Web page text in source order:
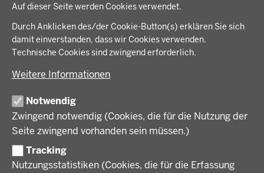
Auf dieser Seite werden Cookies verwendet.
Durch Anklicken des/der Cookie-Button(s) erklären Sie sich
damit einverstanden, dass wir Cookies verwenden.
Technische Cookies sind zwingend erforderlich.
Weitere Informationen
Notwendig
Zwingend notwendig (Cookies, die für die Nutzung der
Seite zwingend vorhanden sein müssen.)
Tracking
Nutzungsstatistiken (Cookies, die für die Erfassung
der
Fußzeile
Bauen, Planen und Verkehr
Bildung, Schule und Sport
Regionalplanung und Regionalrat
Wirtschaft, Kultur und Kommunales
IM FOKUS
Energiewende AG
Zusammenarbeit mit den Niederlanden
BEZIRKSREGIERUNG
Regierungsbezirk Münster
Geschichte und Gegenwart
Behördenleitung
Organisation
Förderlotsinnen und Förderlotsen
KARRIERE UND AUSBILDUNG
Stellenangebote
Ausbildung
VERFAHREN UND BEKANNTMACHUNGEN